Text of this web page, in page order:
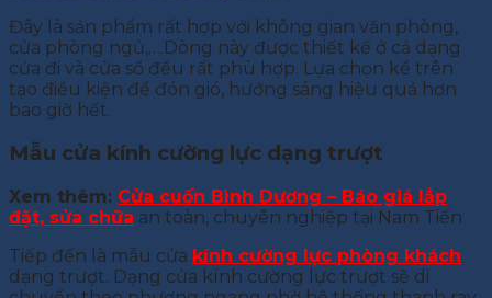
Đây là sản phẩm rất hợp với không gian văn phòng,
cửa phòng ngủ,….Dòng này được thiết kế ở cả dạng
cửa đi và cửa sổ đều rất phù hợp. Lựa chọn kể trên
tạo điều kiện để đón gió, hướng sáng hiệu quả hơn
bao giờ hết.
Mẫu cửa kính cường lực dạng trượt
Xem thêm: Cửa cuốn Bình Dương – Báo giá lắp
đặt, sửa chữa an toàn, chuyên nghiệp tại Nam Tiến
Tiếp đến là mẫu cửa kính cường lực phòng khách
dạng trượt. Dạng cửa kính cường lực trượt sẽ di